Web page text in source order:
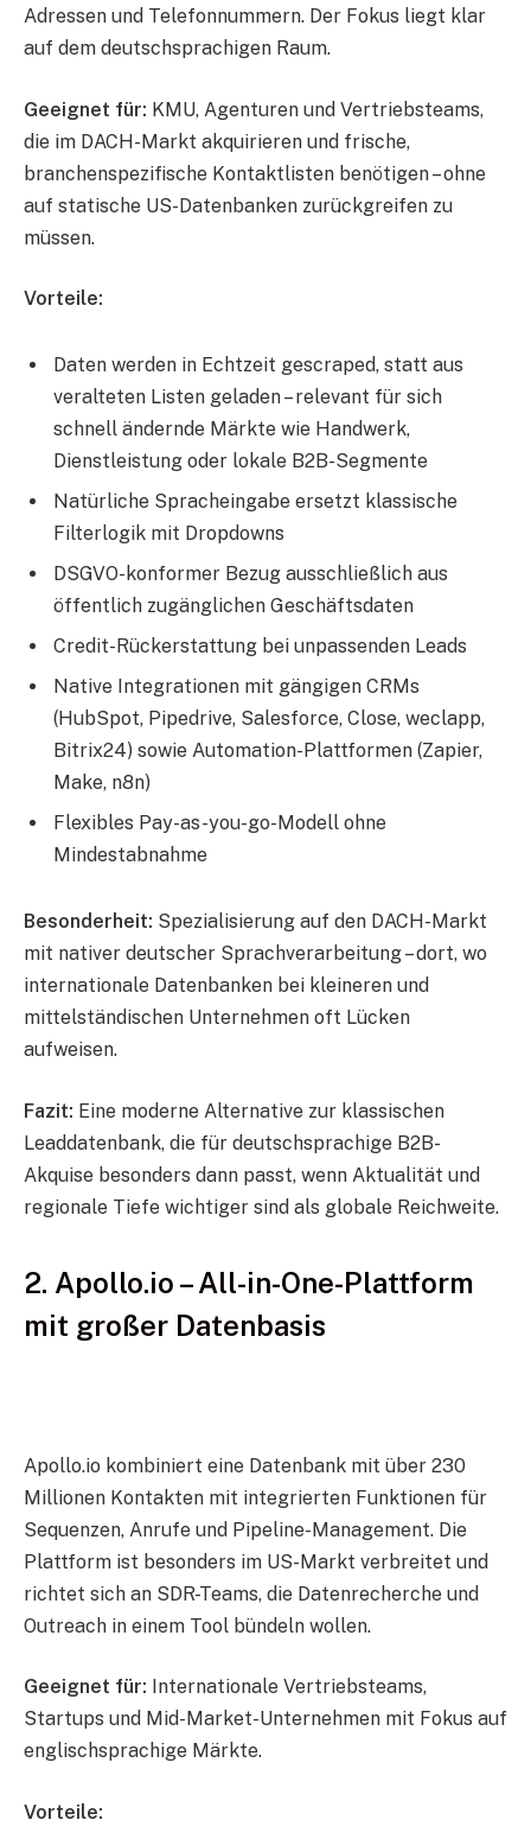
Adressen und Telefonnummern. Der Fokus liegt klar
auf dem deutschsprachigen Raum.
Geeignet für: KMU, Agenturen und Vertriebsteams,
die im DACH-Markt akquirieren und frische,
branchenspezifische Kontaktlisten benötigen – ohne
auf statische US-Datenbanken zurückgreifen zu
müssen.
Vorteile:
Daten werden in Echtzeit gescraped, statt aus
veralteten Listen geladen – relevant für sich
schnell ändernde Märkte wie Handwerk,
Dienstleistung oder lokale B2B-Segmente
Natürliche Spracheingabe ersetzt klassische
Filterlogik mit Dropdowns
DSGVO-konformer Bezug ausschließlich aus
öffentlich zugänglichen Geschäftsdaten
Credit-Rückerstattung bei unpassenden Leads
Native Integrationen mit gängigen CRMs
(HubSpot, Pipedrive, Salesforce, Close, weclapp,
Bitrix24) sowie Automation-Plattformen (Zapier,
Make, n8n)
Flexibles Pay-as-you-go-Modell ohne
Mindestabnahme
Besonderheit: Spezialisierung auf den DACH-Markt
mit nativer deutscher Sprachverarbeitung – dort, wo
internationale Datenbanken bei kleineren und
mittelständischen Unternehmen oft Lücken
aufweisen.
Fazit: Eine moderne Alternative zur klassischen
Leaddatenbank, die für deutschsprachige B2B-
Akquise besonders dann passt, wenn Aktualität und
regionale Tiefe wichtiger sind als globale Reichweite.
2. Apollo.io – All-in-One-Plattform
mit großer Datenbasis
Apollo.io kombiniert eine Datenbank mit über 230
Millionen Kontakten mit integrierten Funktionen für
Sequenzen, Anrufe und Pipeline-Management. Die
Plattform ist besonders im US-Markt verbreitet und
richtet sich an SDR-Teams, die Datenrecherche und
Outreach in einem Tool bündeln wollen.
Geeignet für: Internationale Vertriebsteams,
Startups und Mid-Market-Unternehmen mit Fokus auf
englischsprachige Märkte.
Vorteile: